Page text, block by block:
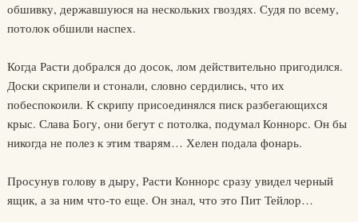
обшивку, державшуюся на нескольких гвоздях. Судя по всему,
потолок обшили наспех.
Когда Расти добрался до досок, лом действительно пригодился.
Доски скрипели и стонали, словно сердились, что их
побеспокоили. К скрипу присоединялся писк разбегающихся
крыс. Слава Богу, они бегут с потолка, подумал Коннорс. Он бы
никогда не полез к этим тварям… Хелен подала фонарь.
Просунув голову в дыру, Расти Коннорс сразу увидел черный
ящик, а за ним что-то еще. Он знал, что это Пит Тейлор…